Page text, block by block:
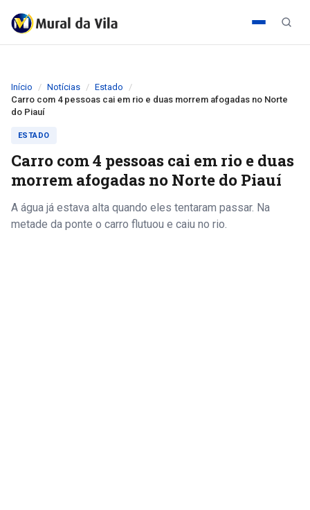
Início Notícias
Estado
Carro com 4 pessoas cai em rio e duas morrem afogadas no Norte
do Piauí
ESTADO
Carro com 4 pessoas cai em rio e duas
morrem afogadas no Norte do Piauí
A água já estava alta quando eles tentaram passar. Na
metade da ponte o carro flutuou e caiu no rio.